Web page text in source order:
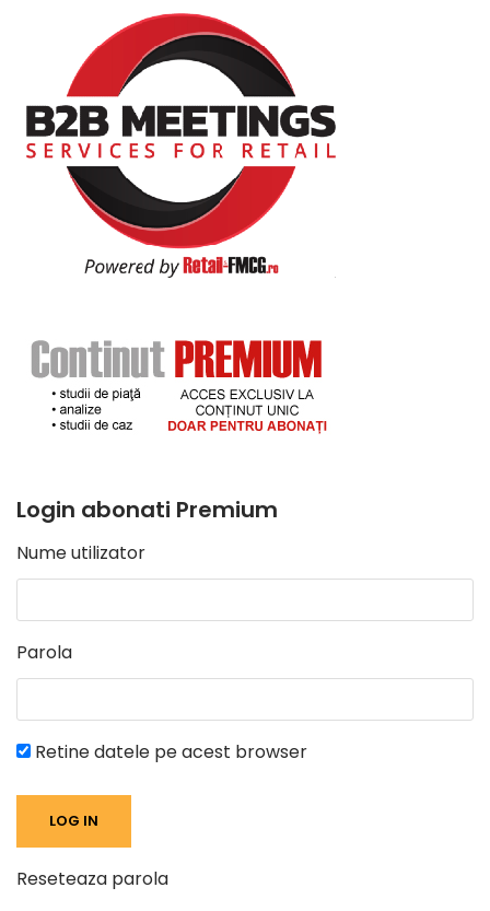
Login abonati Premium
Nume utilizator
Parola
Retine datele pe acest browser
Reseteaza parola